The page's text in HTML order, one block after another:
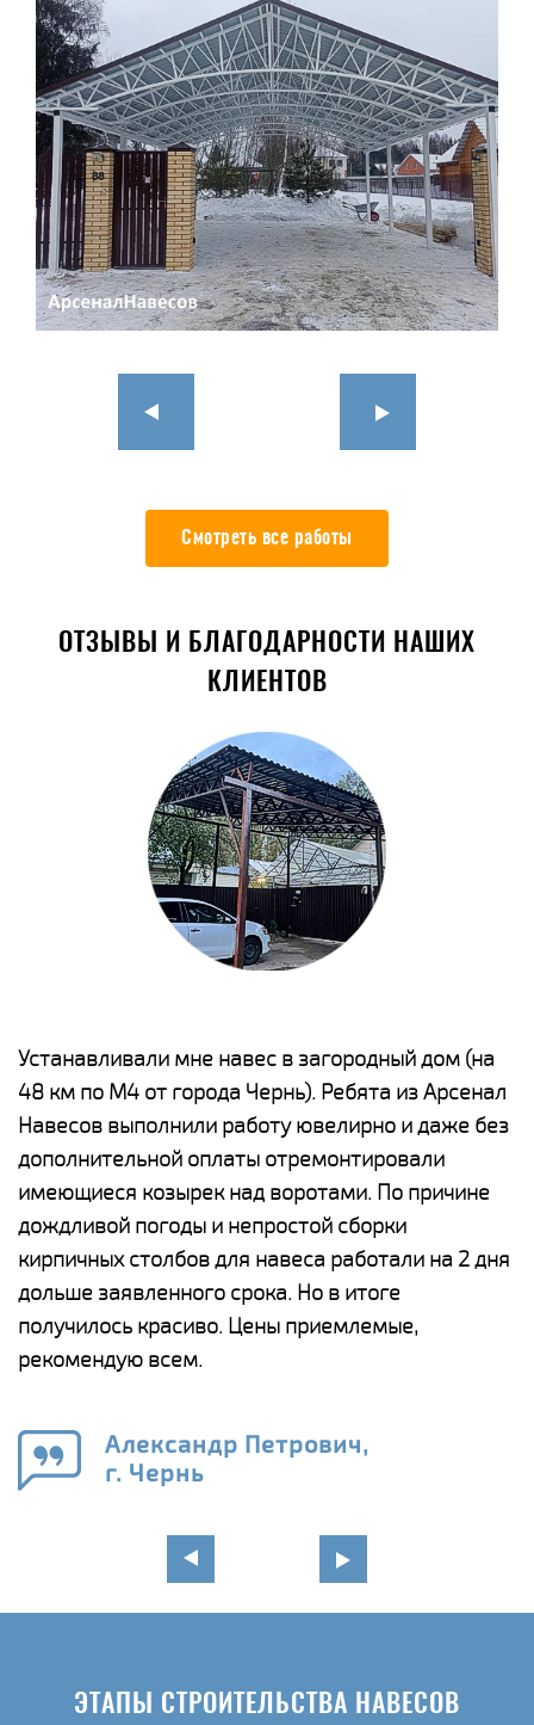
Смотреть все работы
ОТЗЫВЫ И БЛАГОДАРНОСТИ НАШИХ
КЛИЕНТОВ
Устанавливали мне навес в загородный дом (на
48 км по М4 от города Чернь). Ребята из Арсенал
Навесов выполнили работу ювелирно и даже без
дополнительной оплаты отремонтировали
имеющиеся козырек над воротами. По причине
дождливой погоды и непростой сборки
кирпичных столбов для навеса работали на 2 дня
дольше заявленного срока. Но в итоге
получилось красиво. Цены приемлемые,
рекомендую всем.
Александр Петрович,
г. Чернь
ЭТАПЫ СТРОИТЕЛЬСТВА НАВЕСОВ